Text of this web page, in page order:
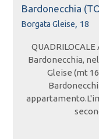
Bardonecchia
Borgata Gleise, 18
QUADRILOCALE
Bardonecchia,
Gleise (mt